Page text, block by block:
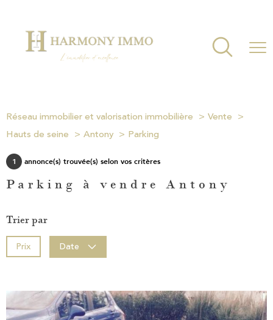
Réseau immobilier et valorisation immobilière
Vente
Hauts de seine
Antony Parking
1 annonce(s) trouvée(s) selon vos critères
Parking à vendre Antony
Trier par
Prix Date